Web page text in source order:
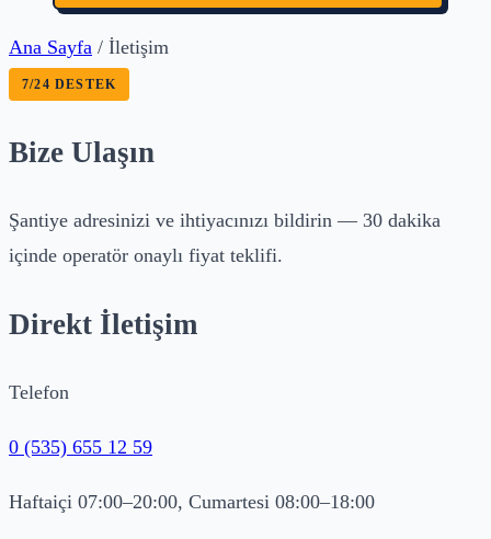
Ana Sayfa / İletişim
7/24 DESTEK
Bize Ulaşın
Şantiye adresinizi ve ihtiyacınızı bildirin — 30 dakika
içinde operatör onaylı fiyat teklifi.
Direkt İletişim
Telefon
0 (535) 655 12 59
Haftaiçi 07:00–20:00, Cumartesi 08:00–18:00